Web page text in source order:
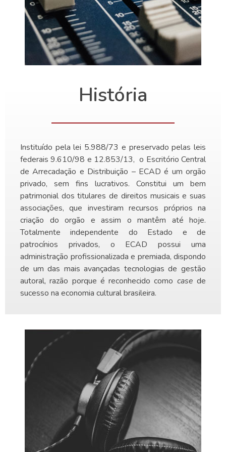
História
Instituído pela lei 5.988/73 e preservado pelas leis
federais 9.610/98 e 12.853/13, o Escritório Central
de Arrecadação e Distribuição – ECAD é um orgão
privado, sem fins lucrativos. Constitui um bem
patrimonial dos titulares de direitos musicais e suas
associações, que investiram recursos próprios na
criação do orgão e assim o mantêm até hoje.
Totalmente independente do Estado e de
patrocínios privados, o ECAD possui uma
administração profissionalizada e premiada, dispondo
de um das mais avançadas tecnologias de gestão
autoral, razão porque é reconhecido como case de
sucesso na economia cultural brasileira.